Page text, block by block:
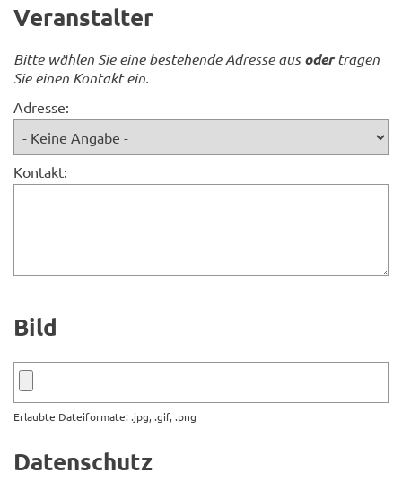
Veranstalter
Bitte wählen Sie eine bestehende Adresse ausodertragen
Sie einen Kontakt ein.
Adresse:
Kontakt:
Bild
Erlaubte Dateiformate: .jpg, .gif, .png
Datenschutz